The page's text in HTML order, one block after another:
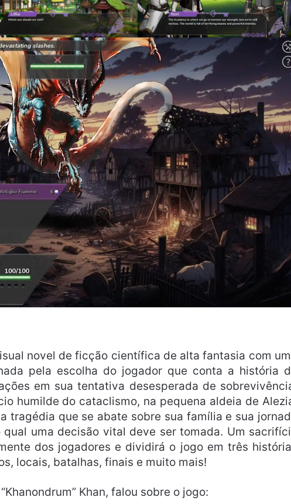
novel de ficção científica de alta fantasia com
pela escolha do jogador que conta a história
em sua tentativa desesperada de
humilde do cataclismo, na pequena aldeia de
tragédia que se abate sobre sua família e sua
uma decisão vital deve ser tomada. Um
dos jogadores e dividirá o jogo em três
locais, batalhas, finais e muito mais!
Khan, falou sobre o jogo: